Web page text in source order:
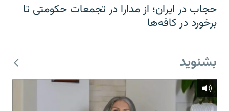
حجاب در ایران؛ از مدارا در تجمعات حکومتی تا
برخورد در کافه‌ها
بشنوید